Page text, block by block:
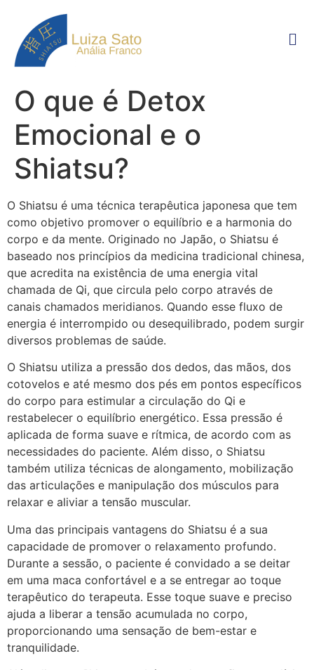
O que é Detox
Emocional e o
Shiatsu?
O Shiatsu é uma técnica terapêutica japonesa que tem
como objetivo promover o equilíbrio e a harmonia do
corpo e da mente. Originado no Japão, o Shiatsu é
baseado nos princípios da medicina tradicional chinesa,
que acredita na existência de uma energia vital
chamada de Qi, que circula pelo corpo através de
canais chamados meridianos. Quando esse fluxo de
energia é interrompido ou desequilibrado, podem surgir
diversos problemas de saúde.
O Shiatsu utiliza a pressão dos dedos, das mãos, dos
cotovelos e até mesmo dos pés em pontos específicos
do corpo para estimular a circulação do Qi e
restabelecer o equilíbrio energético. Essa pressão é
aplicada de forma suave e rítmica, de acordo com as
necessidades do paciente. Além disso, o Shiatsu
também utiliza técnicas de alongamento, mobilização
das articulações e manipulação dos músculos para
relaxar e aliviar a tensão muscular.
Uma das principais vantagens do Shiatsu é a sua
capacidade de promover o relaxamento profundo.
Durante a sessão, o paciente é convidado a se deitar
em uma maca confortável e a se entregar ao toque
terapêutico do terapeuta. Esse toque suave e preciso
ajuda a liberar a tensão acumulada no corpo,
proporcionando uma sensação de bem-estar e
tranquilidade.